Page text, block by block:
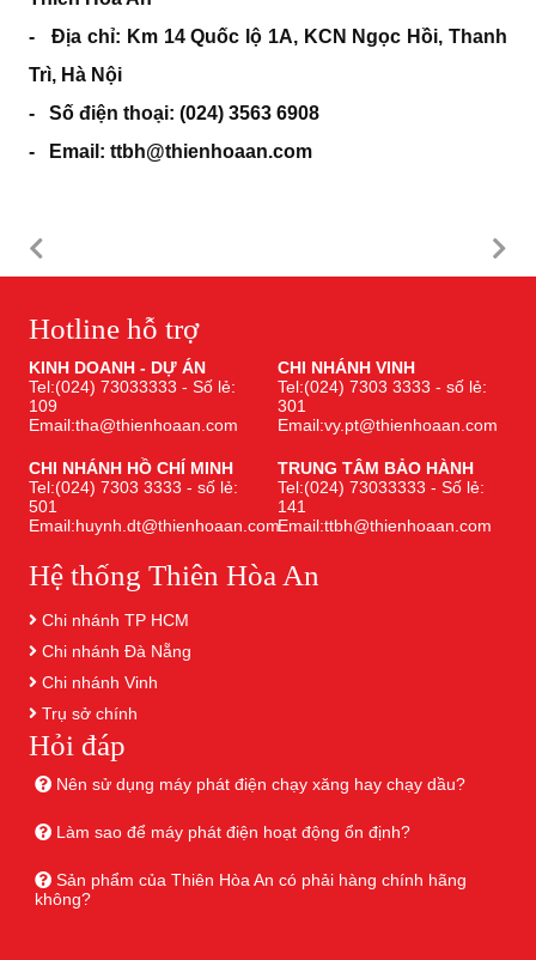
- Địa chỉ: Km 14 Quốc lộ 1A, KCN Ngọc Hồi, Thanh
Trì, Hà Nội
- Số điện thoại: (024) 3563 6908
- Email: ttbh@thienhoaan.com
Hotline hỗ trợ
KINH DOANH - DỰ ÁN
Tel:(024) 73033333 - Số lẻ:
109
Email:tha@thienhoaan.com
CHI NHÁNH VINH
Tel:(024) 7303 3333 - số lẻ:
301
Email:vy.pt@thienhoaan.com
CHI NHÁNH HỒ CHÍ MINH
Tel:(024) 7303 3333 - số lẻ:
501
Email:huynh.dt@thienhoaan.com
TRUNG TÂM BẢO HÀNH
Tel:(024) 73033333 - Số lẻ:
141
Email:ttbh@thienhoaan.com
Hệ thống Thiên Hòa An
Chi nhánh TP HCM
Chi nhánh Đà Nẵng
Chi nhánh Vinh
Trụ sở chính
Hỏi đáp
Nên sử dụng máy phát điện chạy xăng hay chạy dầu?
Làm sao để máy phát điện hoạt động ổn định?
Sản phẩm của Thiên Hòa An có phải hàng chính hãng
không?